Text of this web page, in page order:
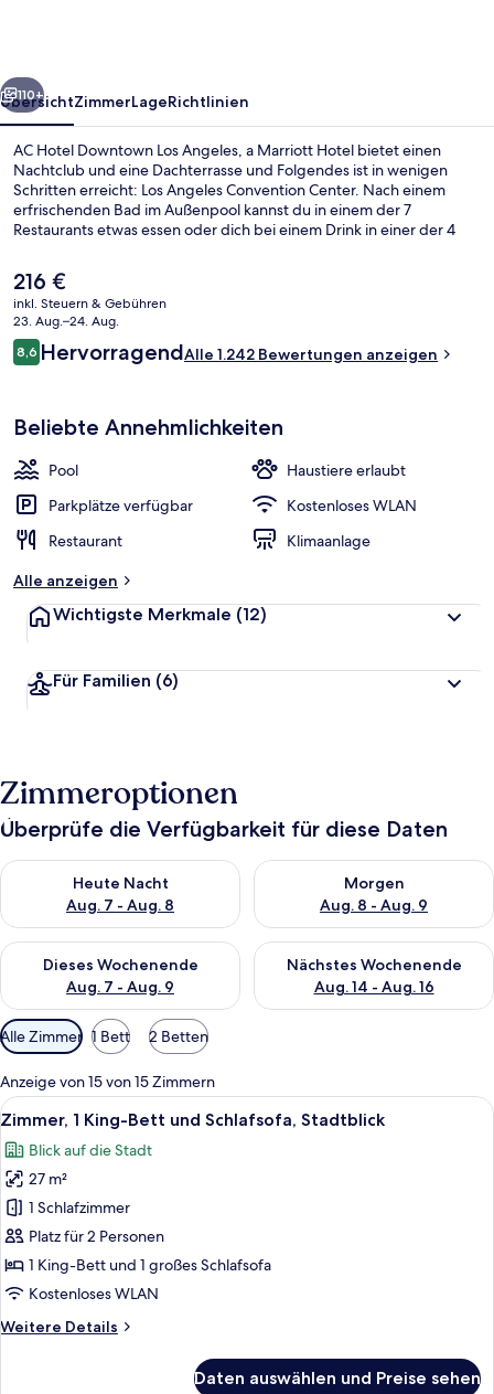
Marriott
Hotel
Weiter
110+
ÜbersichtZimmerLageRichtlinien
AC Hotel Downtown Los Angeles, a Marriott Hotel bietet einen
Nachtclub und eine Dachterrasse und Folgendes ist in wenigen
Schritten erreicht: Los Angeles Convention Center. Nach einem
erfrischenden Bad im Außenpool kannst du in einem der 7
Restaurants etwas essen oder dich bei einem Drink in einer der 4
höchstens 10 Minuten entfernt: Crypto.com Arena und L.A. Live. Das
hilfsbereite Personal und die Lage erhalten tolle Bewertungen von
anderen Reisenden. Die Unterkunft ist nur einen kurzen Fußmarsch
von den öffentlichen Verkehrsmitteln entfernt: Zur U-Bahn läuft
man 3 Minuten (Pico-Station) bzw. 13 Minuten (Grand/LATTC
Station).
Der
aktuelle
Preis
beträgt
216 €.
216 €
inkl. Steuern & Gebühren
23. Aug.–24. Aug.
Bewertungen
8,68,6 von 10.
HervorragendAlle 1.242 Bewertungen anzeigen
Beliebte Annehmlichkeiten
Pool
Haustiere erlaubt
Parkplätze verfügbar
Kostenloses WLAN
Restaurant
Klimaanlage
Alle anzeigen
Wichtigste Merkmale (12)
Für Familien (6)
Zimmeroptionen
Überprüfe die Verfügbarkeit für diese Daten
Heute Nacht
Aug. 7 - Aug. 8
Überprüfe die Verfügbarkeit für heute Nacht, Aug. 7 - Aug. 8.
Morgen
Aug. 8 - Aug. 9
Überprüfe die Verfügbarkeit
Dieses Wochenende
Aug. 7 - Aug. 9
Überprüfe die Verfügbarkeit für dieses Wochenende, Aug. 7
Nächstes Wochenende
Aug. 14 - Aug. 16
Überprüfe die Verfügbarkeit
Verfügbare
Filter
für
Zimmer
Alle Zimmer 1 Bett 2 Betten
Anzeige von 15 von 15 Zimmern
Alle
Fotos
für
Zimmer,
1 King-
Bett
und
Schlafsofa,
anzeigen
Ein modernes Hotelzimmer mit
8
Zimmer, 1 King-Bett und Schlafsofa, Stadtblick
Blick auf die Stadt
27 m²
1 Schlafzimmer
Platz für 2 Personen
1 King-Bett und 1 großes Schlafsofa
Kostenloses WLAN
Weitere Details
Weitere
Daten auswählen und Preise sehen